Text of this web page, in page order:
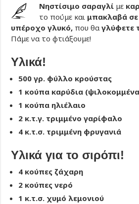
Νηστίσιμο σαραγλί με
το πούμε και μπακλαβά
υπέροχο γλυκό, που θαγλύφετε
Πάμε να το φτιάξουμε!
Υλικά!
500 γρ. φύλλο κρούστας
1 κούπα καρύδια
1 κούπα ηλιέλαιο
2 κ.τ.γ. τριμμένο γαρίφαλο
4 κ.τ.σ. τριμμένη φρυγανιά
Υλικά για το σιρόπι!
4 κούπες ζάχαρη
2 κούπες νερό
1 κ.τ.σ. χυμό λεμονιού